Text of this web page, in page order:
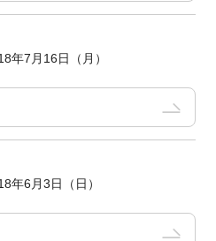
年7月16日（月）
年6月3日（日）